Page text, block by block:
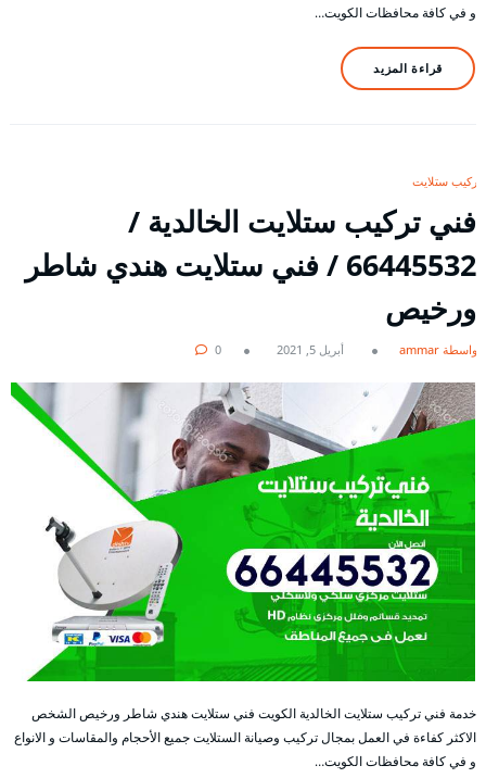
و في كافة محافظات الكويت…
قراءة المزيد
تركيب ستلايت
فني تركيب ستلايت الخالدية /
66445532 / فني ستلايت هندي شاطر
ورخيص
بواسطة ammar أبريل 5, 2021 0
خدمة فني تركيب ستلايت الخالدية الكويت فني ستلايت هندي شاطر ورخيص الشخص
الاكثر كفاءة في العمل بمجال تركيب وصيانة الستلايت جميع الأحجام والمقاسات و الانواع
و في كافة محافظات الكويت…